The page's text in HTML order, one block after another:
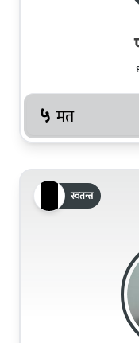
५ मत
स्वतन्त्र